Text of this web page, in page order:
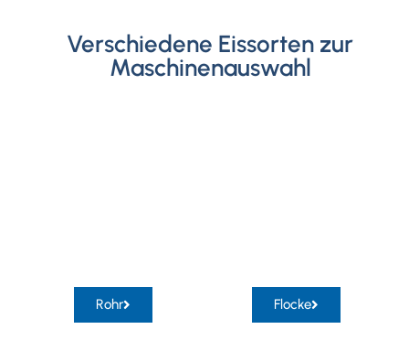
Verschiedene Eissorten zur
Maschinenauswahl
Rohr Flocke